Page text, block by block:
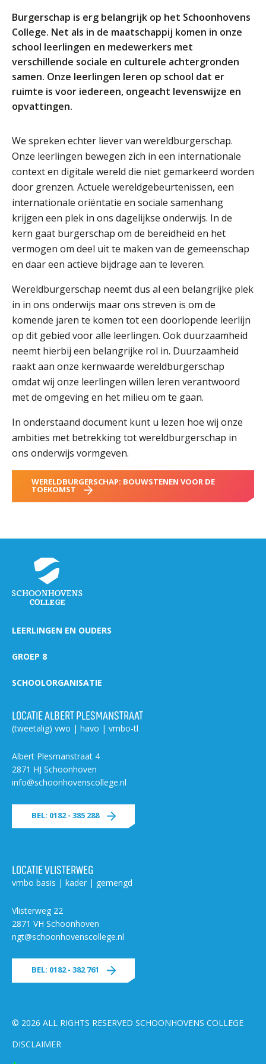
Locaties
Missie en visie
Organisatie
Klachten en integriteit
GROEP 8
Kennismaking / Open dagen
Schoolgids
Begeleiding
Profielen vmbo
Onderwijs op vmbo-tl, havo, vwo en tweetalig vwo
Projectklassen vmbo-tl, havo, vwo en tweetalig
vwo
Zoek de uitdaging
Taal en rekenen
Dyslexie
Wereldburgerschap
NIEUWS
VACATURES EN STAGEPLEKKEN
WELKOM
ZOEKEN ELO MAGISTER AURA SCHOOL
GIDS
Burgerschap is erg belangrijk op het Schoonhovens
College. Net als in de maatschappij komen in onze
school leerlingen en medewerkers met
verschillende sociale en culturele achtergronden
samen. Onze leerlingen leren op school dat er
ruimte is voor iedereen, ongeacht levenswijze en
opvattingen.
We spreken echter liever van wereldburgerschap.
Onze leerlingen bewegen zich in een internationale
context en digitale wereld die niet gemarkeerd worden
door grenzen. Actuele wereldgebeurtenissen, een
internationale oriëntatie en sociale samenhang
krijgen een plek in ons dagelijkse onderwijs. In de
kern gaat burgerschap om de bereidheid en het
vermogen om deel uit te maken van de gemeenschap
en daar een actieve bijdrage aan te leveren.
Wereldburgerschap neemt dus al een belangrijke plek
in in ons onderwijs maar ons streven is om de
komende jaren te komen tot een doorlopende leerlijn
op dit gebied voor alle leerlingen. Ook duurzaamheid
neemt hierbij een belangrijke rol in. Duurzaamheid
raakt aan onze kernwaarde wereldburgerschap
omdat wij onze leerlingen willen leren verantwoord
met de omgeving en het milieu om te gaan.
In onderstaand document kunt u lezen hoe wij onze
ambities met betrekking tot wereldburgerschap in
ons onderwijs vormgeven.
WERELDBURGERSCHAP: BOUWSTENEN VOOR DE
TOEKOMST
LEERLINGEN EN OUDERS
GROEP 8
SCHOOLORGANISATIE
LOCATIE ALBERT PLESMANSTRAAT
(tweetalig) vwo | havo | vmbo-tl
Albert Plesmanstraat 4
2871 HJ Schoonhoven
info@schoonhovenscollege.nl
BEL: 0182 - 385 288
LOCATIE VLISTERWEG
vmbo basis | kader | gemengd
Vlisterweg 22
2871 VH Schoonhoven
ngt@schoonhovenscollege.nl
BEL: 0182 - 382 761
© 2026 ALL RIGHTS RESERVED SCHOONHOVENS COLLEGE
DISCLAIMER